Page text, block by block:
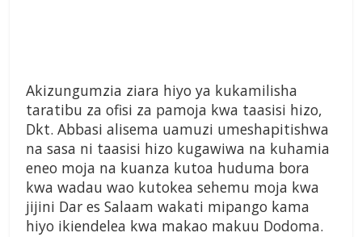
Akizungumzia ziara hiyo ya kukamilisha
taratibu za ofisi za pamoja kwa taasisi hizo,
Dkt. Abbasi alisema uamuzi umeshapitishwa
na sasa ni taasisi hizo kugawiwa na kuhamia
eneo moja na kuanza kutoa huduma bora
kwa wadau wao kutokea sehemu moja kwa
jijini Dar es Salaam wakati mipango kama
hiyo ikiendelea kwa makao makuu Dodoma.